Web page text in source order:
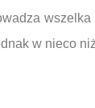
w nieco